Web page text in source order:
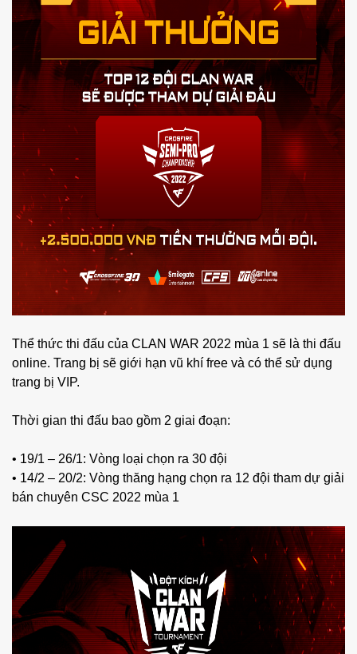
Thể thức thi đấu của CLAN WAR 2022 mùa 1 sẽ là thi đấu
online. Trang bị sẽ giới hạn vũ khí free và có thể sử dụng
trang bị VIP.
Thời gian thi đấu bao gồm 2 giai đoạn:
• 19/1 – 26/1: Vòng loại chọn ra 30 đội
• 14/2 – 20/2: Vòng thăng hạng chọn ra 12 đội tham dự giải
bán chuyên CSC 2022 mùa 1